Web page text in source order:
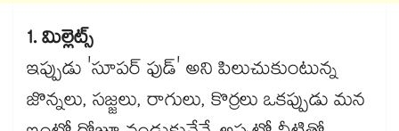
1. మిల్లెట్స్
ఇప్పుడు 'సూపర్ ఫుడ్' అని పిలుచుకుంటున్న
జొన్నలు, సజ్జలు, రాగులు, కొర్రలు ఒకప్పుడు మన